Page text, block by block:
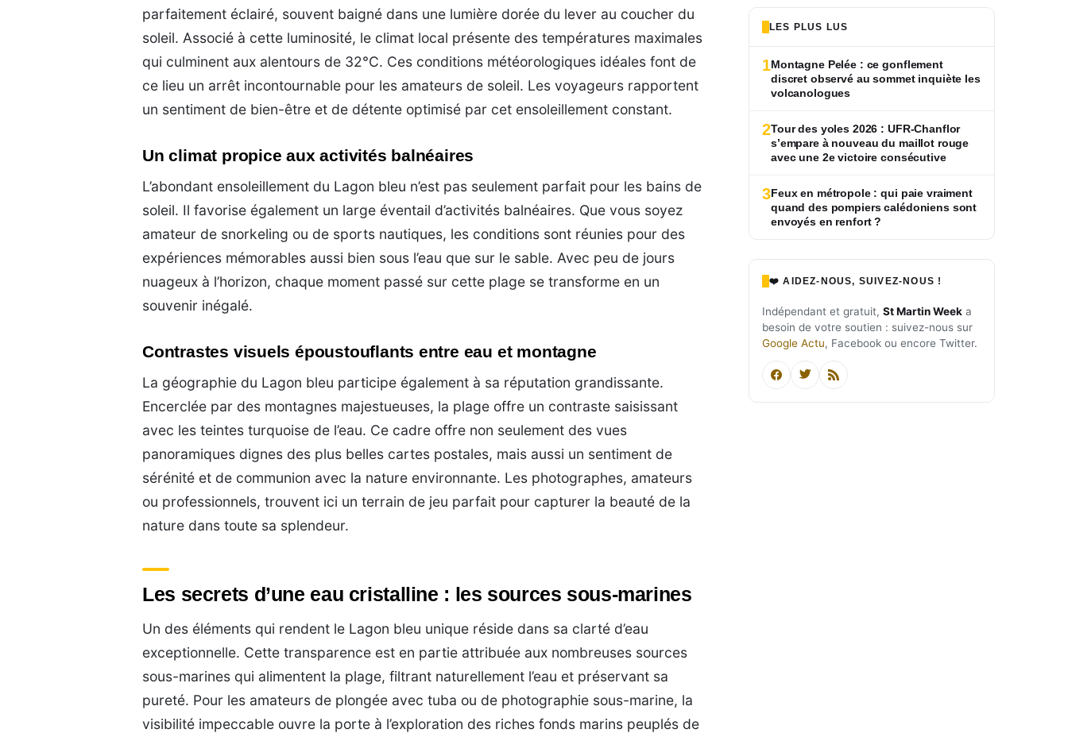
parfaitement éclairé, souvent baigné dans une lumière dorée du lever au coucher du
soleil. Associé à cette luminosité, le climat local présente des températures maximales
qui culminent aux alentours de 32°C. Ces conditions météorologiques idéales font de
ce lieu un arrêt incontournable pour les amateurs de soleil. Les voyageurs rapportent
un sentiment de bien-être et de détente optimisé par cet ensoleillement constant.
Un climat propice aux activités balnéaires
L’abondant ensoleillement du Lagon bleu n’est pas seulement parfait pour les bains de
soleil. Il favorise également un large éventail d’activités balnéaires. Que vous soyez
amateur de snorkeling ou de sports nautiques, les conditions sont réunies pour des
expériences mémorables aussi bien sous l’eau que sur le sable. Avec peu de jours
nuageux à l’horizon, chaque moment passé sur cette plage se transforme en un
souvenir inégalé.
Contrastes visuels époustouflants entre eau et montagne
La géographie du Lagon bleu participe également à sa réputation grandissante.
Encerclée par des montagnes majestueuses, la plage offre un contraste saisissant
avec les teintes turquoise de l’eau. Ce cadre offre non seulement des vues
panoramiques dignes des plus belles cartes postales, mais aussi un sentiment de
sérénité et de communion avec la nature environnante. Les photographes, amateurs
ou professionnels, trouvent ici un terrain de jeu parfait pour capturer la beauté de la
nature dans toute sa splendeur.
Les secrets d’une eau cristalline : les sources sous-marines
Un des éléments qui rendent le Lagon bleu unique réside dans sa clarté d’eau
exceptionnelle. Cette transparence est en partie attribuée aux nombreuses sources
sous-marines qui alimentent la plage, filtrant naturellement l’eau et préservant sa
pureté. Pour les amateurs de plongée avec tuba ou de photographie sous-marine, la
visibilité impeccable ouvre la porte à l’exploration des riches fonds marins peuplés de
LES PLUS LUS
1Montagne Pelée : ce gonflement
discret observé au sommet inquiète les
volcanologues
2Tour des yoles 2026 : UFR-Chanflor
s’empare à nouveau du maillot rouge
avec une 2e victoire consécutive
3Feux en métropole : qui paie vraiment
quand des pompiers calédoniens sont
envoyés en renfort ?
❤️ AIDEZ-NOUS, SUIVEZ-NOUS !
Indépendant et gratuit, St Martin Week a
besoin de votre soutien : suivez-nous sur
Google Actu, Facebook ou encore Twitter.